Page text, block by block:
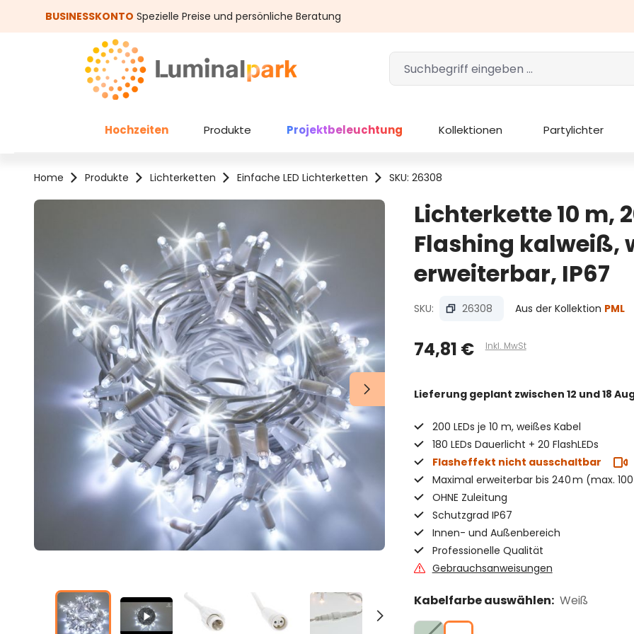
Hauptinhalt springen
Zur Suche springen
BUSINESSKONTO Spezielle Preise und persönliche Beratung
Hochzeiten Produkte Projektbeleuchtung Kollektionen Partylichter
Home Produkte Lichterketten Einfache LED Lichterketten SKU: 26308
Bildergalerie überspringen
Lichterkette 10 m,
Flashing kalweiß,
erweiterbar, IP67
SKU: 26308 Aus der Kollektion PML
74,81 € Inkl. MwSt
Lieferung geplant zwischen 12 und 18
200 LEDs je 10 m, weißes Kabel
180 LEDs Dauerlicht + 20 FlashLEDs
Flasheffekt nicht ausschaltbar
Maximal erweiterbar bis 240 m (max.
OHNE Zuleitung
Schutzgrad IP67
Innen- und Außenbereich
Professionelle Qualität
Gebrauchsanweisungen
Kabelfarbe auswählen: Weiß